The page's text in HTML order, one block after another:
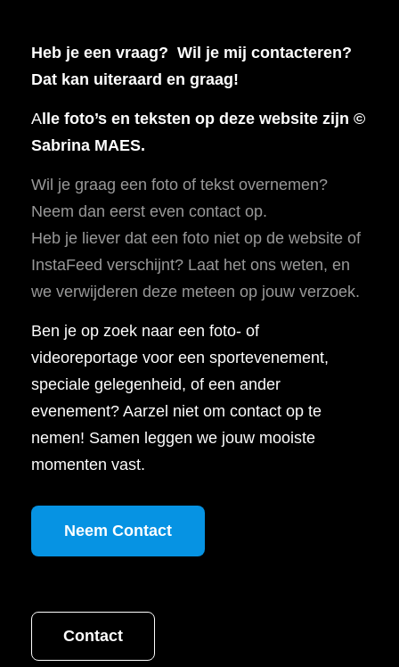
Heb je een vraag? Wil je mij contacteren?
Dat kan uiteraard en graag!
Alle foto’s en teksten op deze website zijn ©
Sabrina MAES.
Wil je graag een foto of tekst overnemen?
Neem dan eerst even contact op.
Heb je liever dat een foto niet op de website of
InstaFeed verschijnt? Laat het ons weten, en
we verwijderen deze meteen op jouw verzoek.
Ben je op zoek naar een foto- of
videoreportage voor een sportevenement,
speciale gelegenheid, of een ander
evenement? Aarzel niet om contact op te
nemen! Samen leggen we jouw mooiste
momenten vast.
Neem Contact
Contact